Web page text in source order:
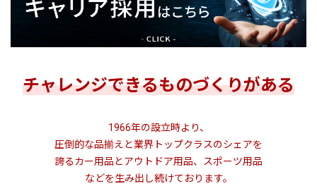
チャレンジできるものづくりがある
1966年の設立時より、
圧倒的な品揃えと業界トップクラスのシェアを
誇るカー用品とアウトドア用品、スポーツ用品
などを生み出し続けております。